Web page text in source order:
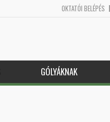
OKTATÓI BELÉPÉS
GÓLYÁKNAK